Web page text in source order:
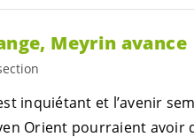
Meyrin avance
inquiétant et l’avenir
Orient pourraient